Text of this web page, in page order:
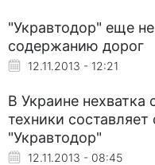
"Укравтодор" еще
содержанию дорог
12.11.2013 - 12:21
В Украине нехватка
техники
"Укравтодор"
12.11.2013 - 08:45